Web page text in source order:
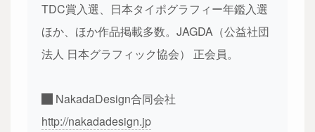
TDC賞入選、日本タイポグラフィー年鑑入選
ほか、ほか作品掲載多数。JAGDA（公益社団
法人 日本グラフィック協会） 正会員。
NakadaDesign合同会社
http://nakadadesign.jp